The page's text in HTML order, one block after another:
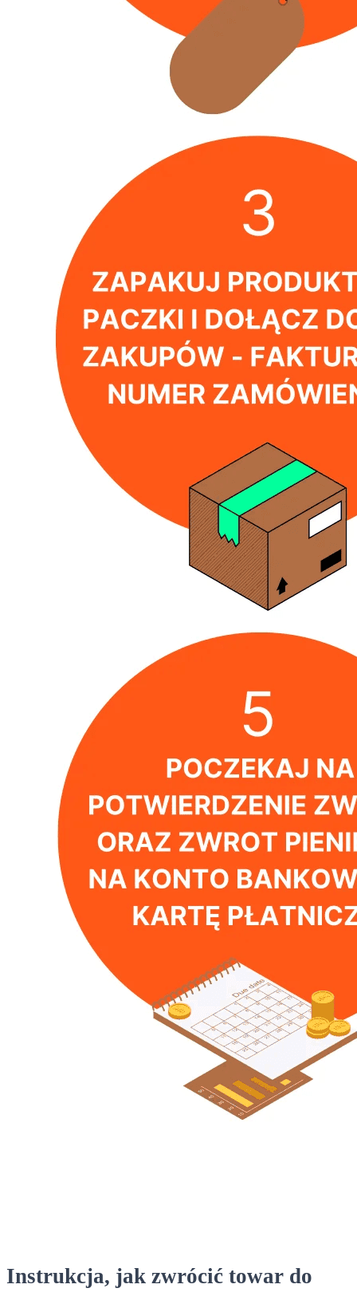
Instrukcja, jak zwrócić towar do